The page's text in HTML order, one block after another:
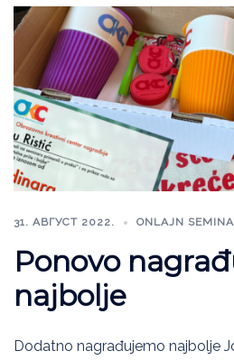
31. АВГУСТ 2022. ONLAJN
Ponovo
najbolje
Dodatno nagrađujemo najbolje​